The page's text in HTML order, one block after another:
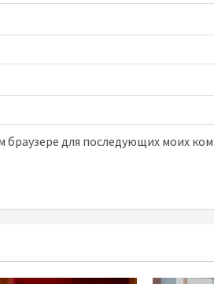
браузере для последующих моих